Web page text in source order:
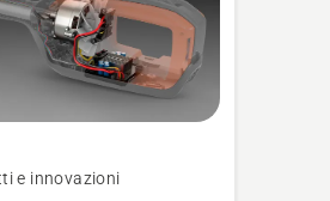
Manager
per la divisione
manuali elettrici e
a batteria.
e innovazioni